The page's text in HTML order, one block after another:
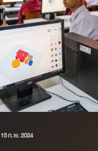
15 ก.พ. 2024